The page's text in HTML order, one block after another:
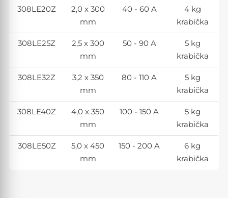
308LE20Z
2,0 x 300
mm
40 - 60 A
4 kg
krabička
308LE25Z
2,5 x 300
mm
50 - 90 A
5 kg
krabička
308LE32Z
3,2 x 350
mm
80 - 110 A
5 kg
krabička
308LE40Z
4,0 x 350
mm
100 - 150 A
5 kg
krabička
308LE50Z
5,0 x 450
mm
150 - 200 A
6 kg
krabička